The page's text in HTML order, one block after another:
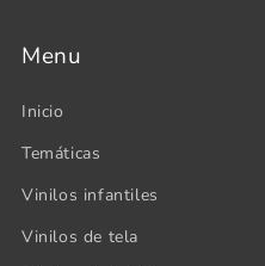
Menu
Inicio
Temáticas
Vinilos infantiles
Vinilos de tela